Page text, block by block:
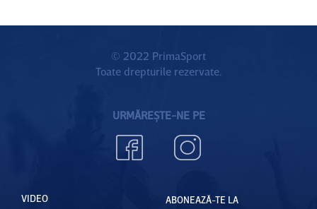
© 2022 PrimaSport
Toate drepturile rezervate.
URMĂREȘTE-NE PE
VIDEO
ABONEAZĂ-TE LA